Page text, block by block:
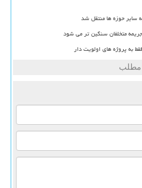
متخلفان سنگین تر می شود
به پروژه های اولویت دار
مطلب